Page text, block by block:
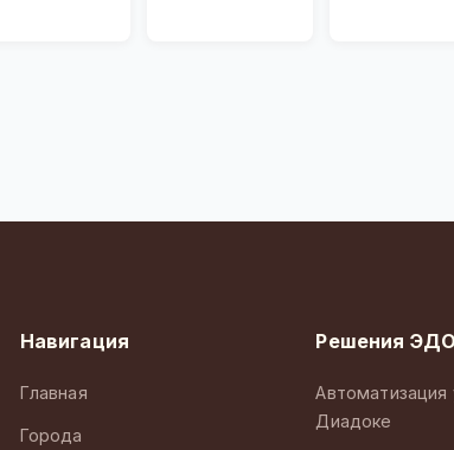
Навигация
Главная
Города
Решения ЭДО
Автоматизация
Диадоке